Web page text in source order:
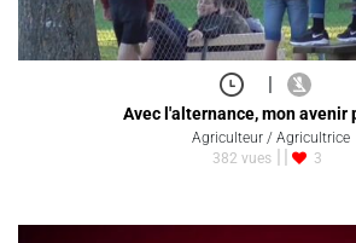
|
Avec l'alternance, mon avenir
Agriculteur / Agricultrice
382 vues
3